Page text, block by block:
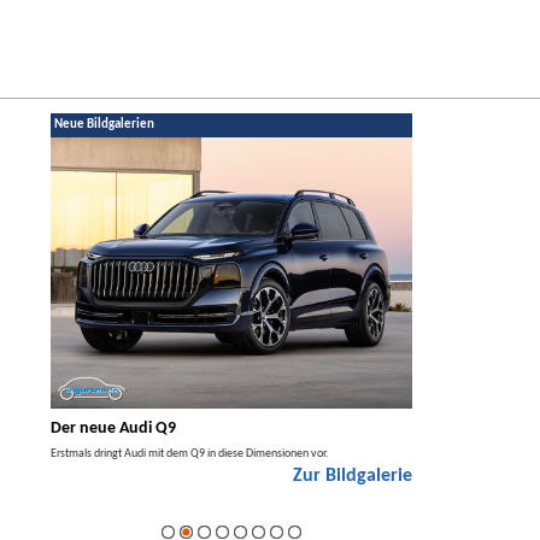
Neue Bildgalerien
Der neue Audi Q9
Erstmals dringt Audi mit dem Q9 in diese Dimensionen vor.
Zur Bildgalerie